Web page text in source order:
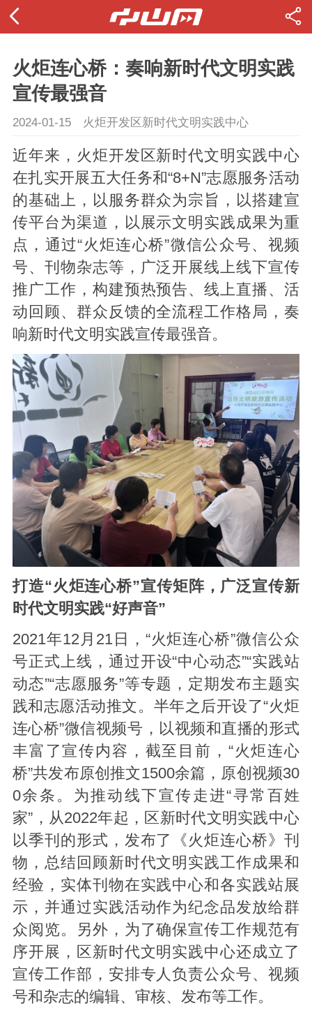
火炬连心桥：奏响新时代文明实践
宣传最强音
2024-01-15 火炬开发区新时代文明实践中心
近年来，火炬开发区新时代文明实践中心
在扎实开展五大任务和“8+N”志愿服务活动
的基础上，以服务群众为宗旨，以搭建宣
传平台为渠道，以展示文明实践成果为重
点，通过“火炬连心桥”微信公众号、视频
号、刊物杂志等，广泛开展线上线下宣传
推广工作，构建预热预告、线上直播、活
动回顾、群众反馈的全流程工作格局，奏
响新时代文明实践宣传最强音。
打造“火炬连心桥”宣传矩阵，广泛宣传新
时代文明实践“好声音”
2021年12月21日，“火炬连心桥”微信公众
号正式上线，通过开设“中心动态”“实践站
动态”“志愿服务”等专题，定期发布主题实
践和志愿活动推文。半年之后开设了“火炬
连心桥”微信视频号，以视频和直播的形式
丰富了宣传内容，截至目前，“火炬连心
桥”共发布原创推文1500余篇，原创视频30
0余条。为推动线下宣传走进“寻常百姓
家”，从2022年起，区新时代文明实践中心
以季刊的形式，发布了《火炬连心桥》刊
物，总结回顾新时代文明实践工作成果和
经验，实体刊物在实践中心和各实践站展
示，并通过实践活动作为纪念品发放给群
众阅览。另外，为了确保宣传工作规范有
序开展，区新时代文明实践中心还成立了
宣传工作部，安排专人负责公众号、视频
号和杂志的编辑、审核、发布等工作。